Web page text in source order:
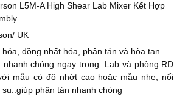
L5M-A High Shear Lab Mixer Kết Hợp
UK
đồng nhất hóa, phân tán và hòa tan
nhanh chóng ngay trong Lab và phòng RD
mẫu có độ nhớt cao hoặc mẫu nhẹ, nổi
phân tán nhanh chóng